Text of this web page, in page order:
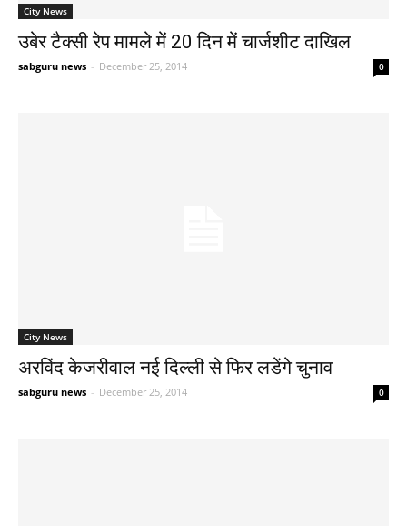
City News
उबेर टैक्सी रेप मामले में 20 दिन में चार्जशीट दाखिल
sabguru news - December 25, 2014 0
City News
अरविंद केजरीवाल नई दिल्ली से फिर लडेंगे चुनाव
sabguru news - December 25, 2014 0